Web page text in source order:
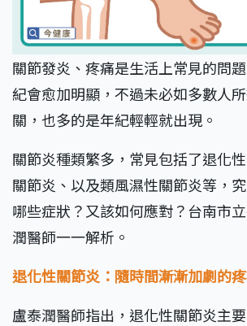
關節發炎、疼痛是生活上常見的問
紀會愈加明顯，不過未必如多數人
關，也多的是年紀輕輕就出現。
關節炎種類繁多，常見包括了退化
關節炎、以及類風濕性關節炎等，
哪些症狀？又該如何應對？台南市
潤醫師一一解析。
退化性關節炎：隨時間漸漸加劇的疼
盧泰潤醫師指出，退化性關節炎主